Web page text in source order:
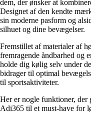
dem, der ønsker at
Designet af den kendte
sin moderne pasform og
silhuet og dine bevægelser.
Fremstillet af materialer af
fremragende åndbarhed og
holde dig kølig selv under
bidrager til optimal
til sportsaktiviteter.
Her er nogle funktioner, der
Adi365 til et must-have for